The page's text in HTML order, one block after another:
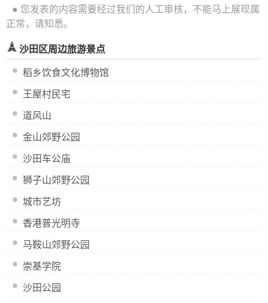
● 您发表的内容需要经过我们的人工审核，不能马上展现属
正常，请知悉。
沙田区周边旅游景点
稻乡饮食文化博物馆
王屋村民宅
道风山
金山郊野公园
沙田车公庙
狮子山郊野公园
城市艺坊
香港普光明寺
马鞍山郊野公园
崇基学院
沙田公园